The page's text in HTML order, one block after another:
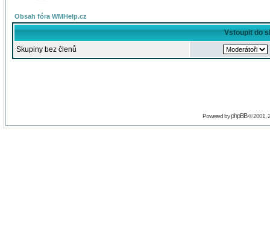
Obsah fóra WMHelp.cz
Vstoupit do
Skupiny bez členů
Powered byphpBB© 2001,